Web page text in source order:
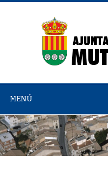
Saltar
MENÚ